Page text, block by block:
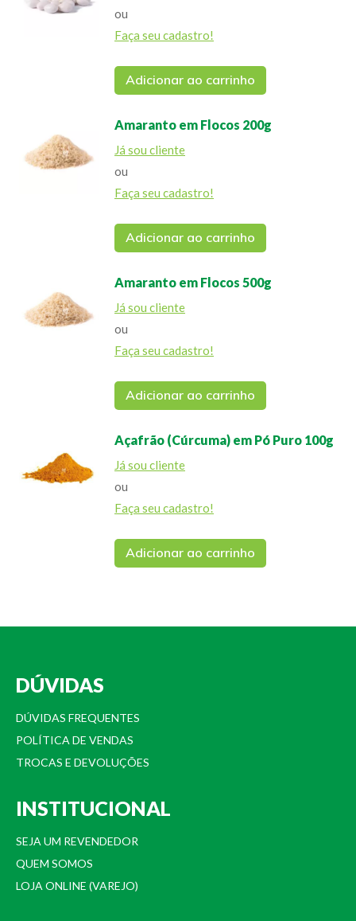
ou
Faça seu cadastro!
Adicionar ao carrinho
Amaranto em Flocos 200g
Já sou cliente
ou
Faça seu cadastro!
Adicionar ao carrinho
Amaranto em Flocos 500g
Já sou cliente
ou
Faça seu cadastro!
Adicionar ao carrinho
Açafrão (Cúrcuma) em Pó Puro 100g
Já sou cliente
ou
Faça seu cadastro!
Adicionar ao carrinho
DÚVIDAS
DÚVIDAS FREQUENTES
POLÍTICA DE VENDAS
TROCAS E DEVOLUÇÕES
INSTITUCIONAL
SEJA UM REVENDEDOR
QUEM SOMOS
LOJA ONLINE (VAREJO)